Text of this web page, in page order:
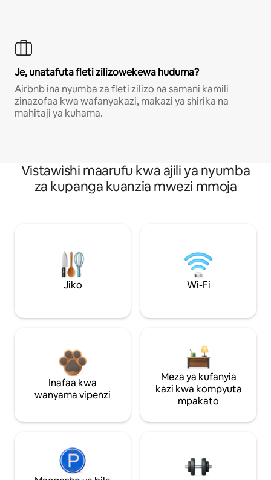
Je, unatafuta fleti zilizowekewa huduma?
Airbnb ina nyumba za fleti zilizo na samani kamili
zinazofaa kwa wafanyakazi, makazi ya shirika na
mahitaji ya kuhama.
Vistawishi maarufu kwa ajili ya nyumba
za kupanga kuanzia mwezi mmoja
Jiko Wi-Fi
Inafaa kwa
wanyama vipenzi
Meza ya kufanyia
kazi kwa kompyuta
mpakato